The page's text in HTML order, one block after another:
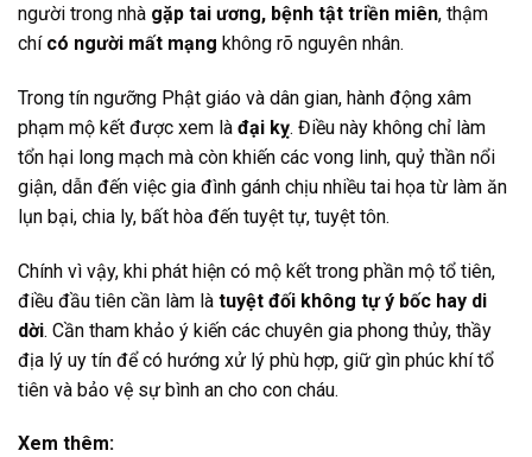
người trong nhà gặp tai ương, bệnh tật triền miên, thậm
chí có người mất mạng không rõ nguyên nhân.
Trong tín ngưỡng Phật giáo và dân gian, hành động xâm
phạm mộ kết được xem là đại kỵ. Điều này không chỉ làm
tổn hại long mạch mà còn khiến các vong linh, quỷ thần nổi
giận, dẫn đến việc gia đình gánh chịu nhiều tai họa từ làm ăn
lụn bại, chia ly, bất hòa đến tuyệt tự, tuyệt tôn.
Chính vì vậy, khi phát hiện có mộ kết trong phần mộ tổ tiên,
điều đầu tiên cần làm là tuyệt đối không tự ý bốc hay di
dời. Cần tham khảo ý kiến các chuyên gia phong thủy, thầy
địa lý uy tín để có hướng xử lý phù hợp, giữ gìn phúc khí tổ
tiên và bảo vệ sự bình an cho con cháu.
Xem thêm: